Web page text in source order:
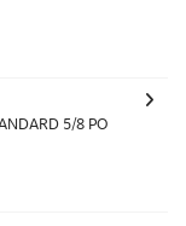
5/8 PO